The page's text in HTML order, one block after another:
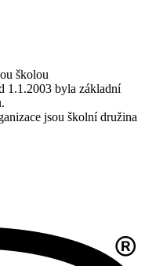
školou
1.1.2003 byla základní
jsou školní družina